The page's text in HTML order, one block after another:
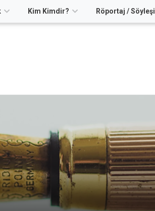
Kim Kimdir? Röportaj / Söyleşi